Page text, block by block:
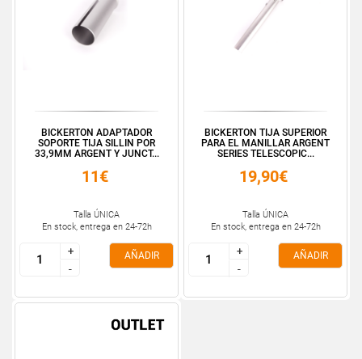
BICKERTON ADAPTADOR
SOPORTE TIJA SILLIN POR
33,9MM ARGENT Y JUNCT...
11€
Talla ÚNICA
En stock, entrega en 24-72h
+
-
+
-
AÑADIR
BICKERTON TIJA SUPERIOR
PARA EL MANILLAR ARGENT
SERIES TELESCOPIC...
19,90€
Talla ÚNICA
En stock, entrega en 24-72h
+
-
+
-
AÑADIR